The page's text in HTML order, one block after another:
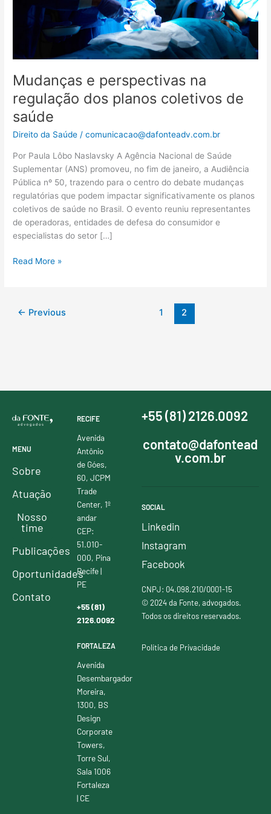
Mudanças e perspectivas na
regulação dos planos coletivos de
saúde
Direito da Saúde /comunicacao@dafonteadv.com.br
Por Paula Lôbo Naslavsky A Agência Nacional de Saúde
Suplementar (ANS) promoveu, no fim de janeiro, a Audiência
Pública nº 50, trazendo para o centro do debate mudanças
regulatórias que podem impactar significativamente os planos
coletivos de saúde no Brasil. O evento reuniu representantes
de operadoras, entidades de defesa do consumidor e
especialistas do setor […]
saúde
Read More »
← Previous 1 2
MENU
Sobre
Atuação
Nosso
time
Publicações
Oportunidades
Contato
RECIFE
Avenida
Antônio
de Góes,
60, JCPM
Trade
Center, 1º
andar
CEP:
51.010-
000, Pina
Recife |
PE
+55 (81)
2126.0092
FORTALEZA
Avenida
Desembargador
Moreira,
1300, BS
Design
Corporate
Towers,
Torre Sul,
Sala 1006
Fortaleza
| CE
+55 (81) 2126.0092
contato@dafontead
v.com.br
SOCIAL
Linkedin
Instagram
Facebook
CNPJ: 04.098.210/0001-15
© 2024 da Fonte, advogados.
Todos os direitos reservados.
Política de Privacidade